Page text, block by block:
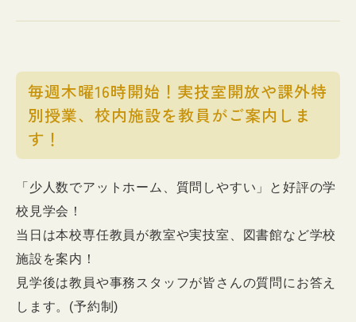
毎週木曜16時開始！実技室開放や課外特
別授業、校内施設を教員がご案内しま
す！
「少人数でアットホーム、質問しやすい」と好評の学
校見学会！
当日は本校専任教員が教室や実技室、図書館など学校
施設を案内！
見学後は教員や事務スタッフが皆さんの質問にお答え
します。(予約制)